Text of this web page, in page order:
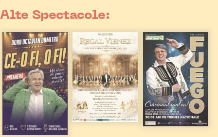
Alte Spectacole: